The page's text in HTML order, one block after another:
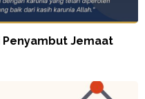
Penyambut Jemaat